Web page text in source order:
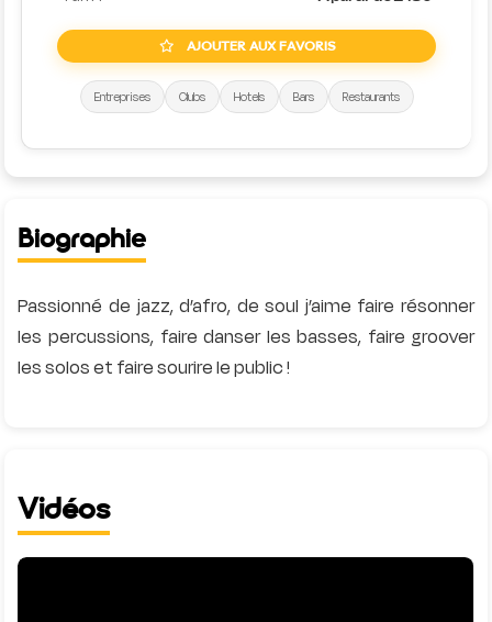
AJOUTER AUX FAVORIS
Entreprises Clubs Hotels Bars Restaurants
Biographie
Passionné de jazz, d’afro, de soul j’aime faire résonner
les percussions, faire danser les basses, faire groover
les solos et faire sourire le public !
Vidéos